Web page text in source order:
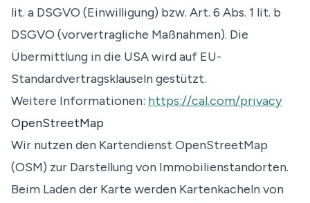
lit. a DSGVO (Einwilligung) bzw. Art. 6 Abs. 1 lit. b
DSGVO (vorvertragliche Maßnahmen). Die
Übermittlung in die USA wird auf EU-
Standardvertragsklauseln gestützt.
Weitere Informationen: https://cal.com/privacy
OpenStreetMap
Wir nutzen den Kartendienst OpenStreetMap
(OSM) zur Darstellung von Immobilienstandorten.
Beim Laden der Karte werden Kartenkacheln von